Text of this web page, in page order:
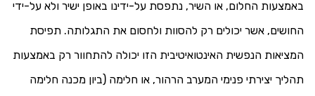
באמצעות החלום, או השיר, נתפסת על-ידינו באופן ישיר ולא על-ידי
החושים, אשר יכולים רק להסוות ולחסום את התגלותה. תפיסת
המציאות הנפשית האינטואיטיבית הזו יכולה להתחוור רק באמצעות
תהליך יצירתי פנימי המערב הרהור, או חלימה (ביון מכנה חלימה